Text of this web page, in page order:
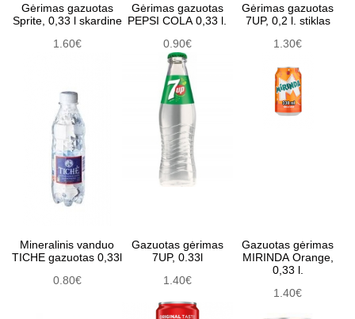
Gėrimas gazuotas
Sprite, 0,33 l skardine
1.60€
Gėrimas gazuotas
PEPSI COLA 0,33 l.
0.90€
Gėrimas gazuotas
7UP, 0,2 l. stiklas
1.30€
Mineralinis vanduo
TICHE gazuotas 0,33l
0.80€
Gazuotas gėrimas
7UP, 0.33l
1.40€
Gazuotas gėrimas
MIRINDA Orange,
0,33 l.
1.40€